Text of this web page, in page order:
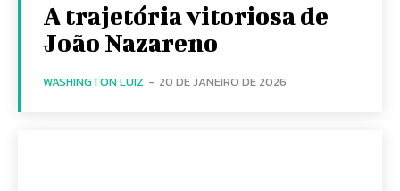
A trajetória vitoriosa de
João Nazareno
WASHINGTON LUIZ - 20 DE JANEIRO DE 2026